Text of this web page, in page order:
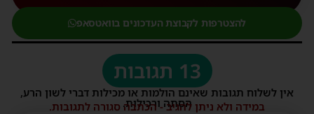
להצטרפות לקבוצת העדכונים בוואטסאפ
13 תגובות
אין לשלוח תגובות שאינם הולמות או מכילות דברי לשון הרע,
הסתה ורכילות.
במידה ולא ניתן להגיב - הכתבה סגורה לתגובות.